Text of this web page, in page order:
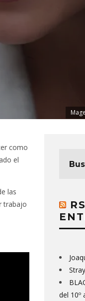
como
el
las
trabajo
del 10º